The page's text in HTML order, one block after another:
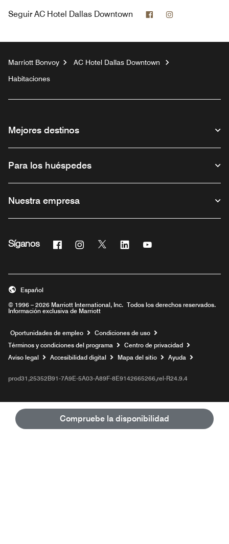
Compruebe la disponibilidad
Seguir AC Hotel Dallas Downtown Facebook
Marriott Bonvoy
AC Hotel Dallas Downtown
Habitaciones
Mejores destinos
Para los huéspedes
Nuestra empresa
Síganos Facebook
Abre una ventana nueva
Instagram
Abre una ventana nueva
Twitter
Abre una ventana nueva
Linkedin
Abre una ventana nueva
Abre una ventana
© 1996 – 2026 Marriott International, Inc. Todos los derechos reservados.
Información exclusiva de Marriott
Español
Oportunidades de empleo Abre una ventana nueva
Condiciones de uso
Términos y condiciones del programa
Centro de privacidad
Aviso legal
Accesibilidad digital Mapa del sitio Ayuda
prod31,25352B91-7A9E-5A03-A89F-8E9142665266,rel-R24.9.4